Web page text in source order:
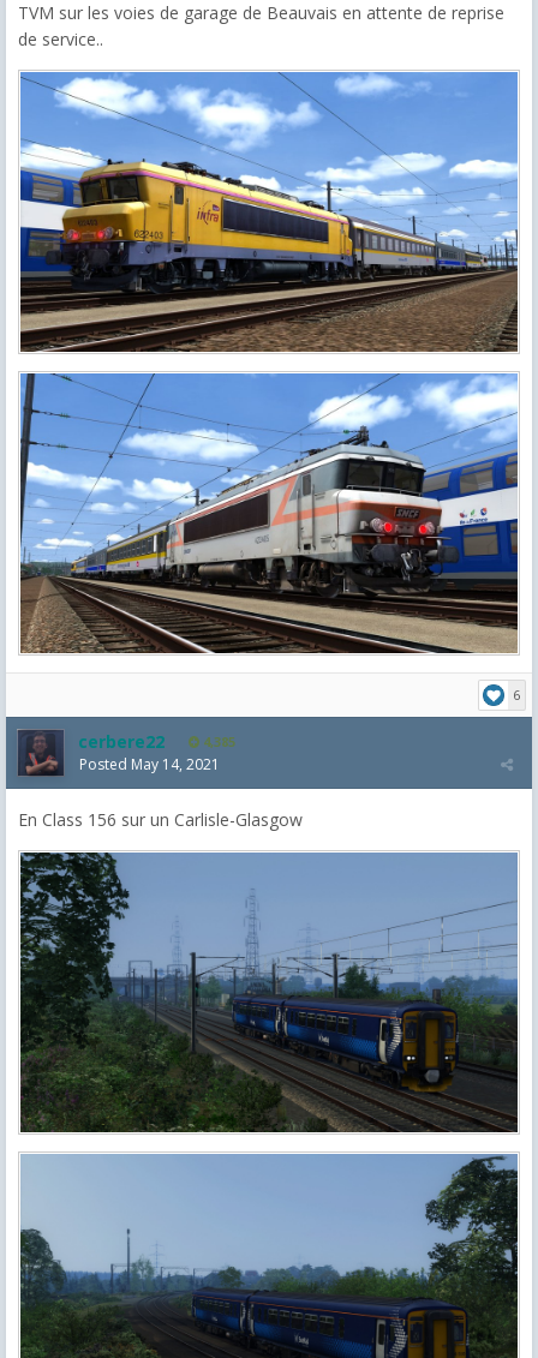
TVM sur les voies de garage de Beauvais en attente de reprise
de service..
6
cerbere22 4,385
Posted May 14, 2021
En Class 156 sur un Carlisle-Glasgow